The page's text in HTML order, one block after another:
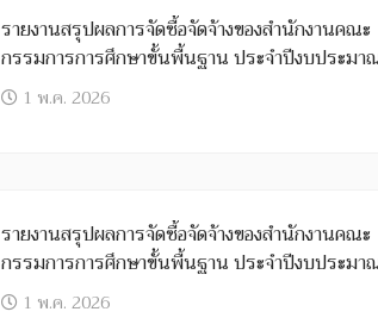
รายงานสรุปผลการจัดซื้อจัดจ้างของสำนักงานคณะ
กรรมการการศึกษาขั้นพื้นฐาน ประจำปีงบประมา
2569 (ต่อ)
1 พ.ค. 2026
รายงานสรุปผลการจัดซื้อจัดจ้างของสำนักงานคณะ
กรรมการการศึกษาขั้นพื้นฐาน ประจำปีงบประมา
2569 (ต่อ)
1 พ.ค. 2026